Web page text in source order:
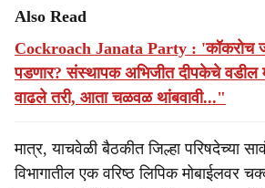
Also Read
Cockroach Janata Party : 'कॉकरोच
पडणार? संस्थापक अभिजीत दीपकेचे वडील
वाढले तरी, आता चळवळ थांबवावी..."
मात्र, याचवेळी बैठकीत जिल्हा परिषदेच्या
विभागातील एक वरिष्ठ लिपिक मोबाईलवर